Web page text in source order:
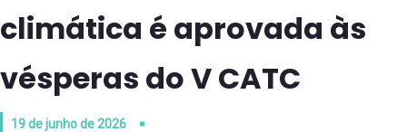
climática é aprovada às
vésperas do V CATC
19 de junho de 2026